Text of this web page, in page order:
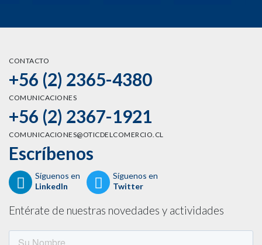
CONTACTO
+56 (2) 2365-4380
COMUNICACIONES
+56 (2) 2367-1921
COMUNICACIONES@OTICDELCOMERCIO.CL
Escríbenos
Síguenos en
LinkedIn
Síguenos en
Twitter
Entérate de nuestras novedades y actividades